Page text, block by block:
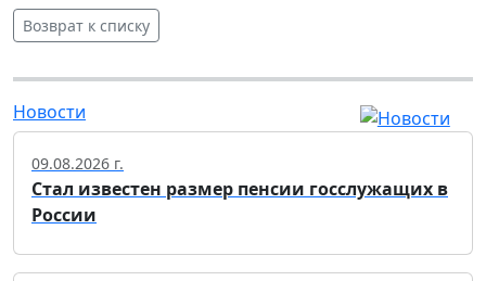
Возврат к списку
Новости
09.08.2026 г.
Стал известен размер пенсии госслужащих в
России